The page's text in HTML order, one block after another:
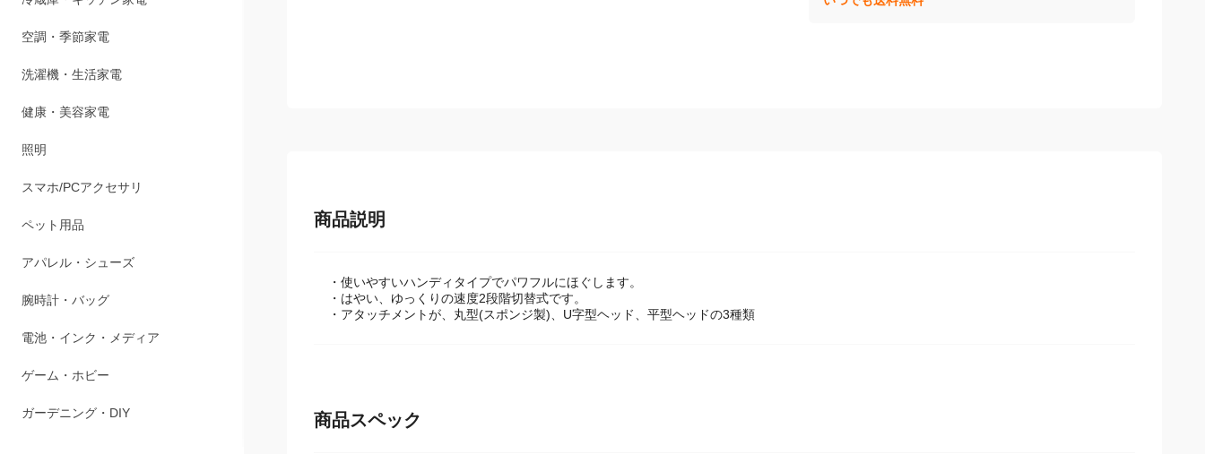
冷蔵庫・キッチン家電
空調・季節家電
洗濯機・生活家電
健康・美容家電
照明
スマホ/PCアクセサリ
・使いやすいハンディタイプでパワフルにほぐします。
・はやい、ゆっくりの速度2段階切替式です。